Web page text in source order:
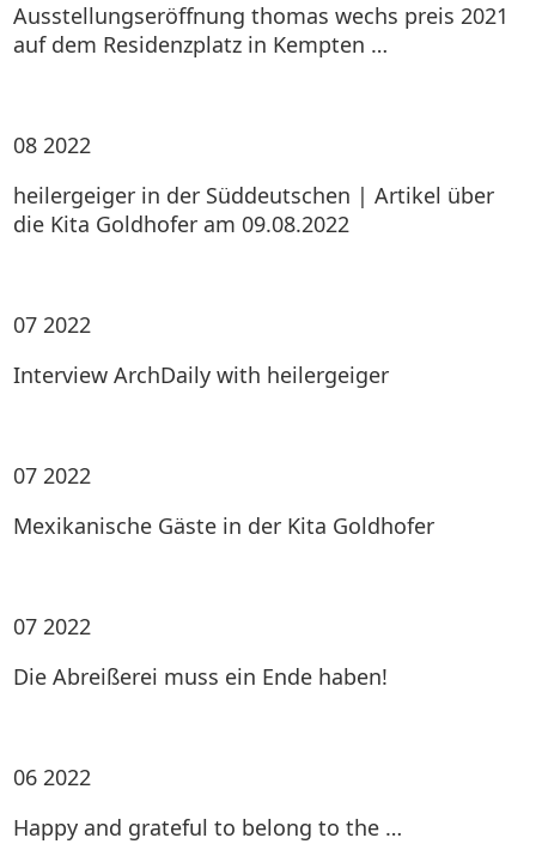
Ausstellungseröffnung thomas wechs preis 2021
auf dem Residenzplatz in Kempten …
08 2022
heilergeiger in der Süddeutschen | Artikel über
die Kita Goldhofer am 09.08.2022
07 2022
Interview ArchDaily with heilergeiger
07 2022
Mexikanische Gäste in der Kita Goldhofer
07 2022
Die Abreißerei muss ein Ende haben!
06 2022
Happy and grateful to belong to the …